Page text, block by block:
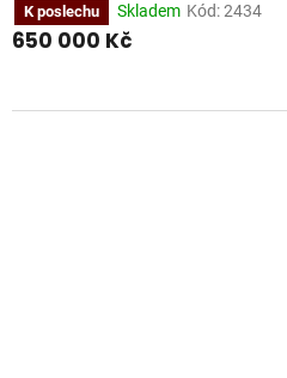
K poslechu Skladem Kód:2434
650 000 Kč